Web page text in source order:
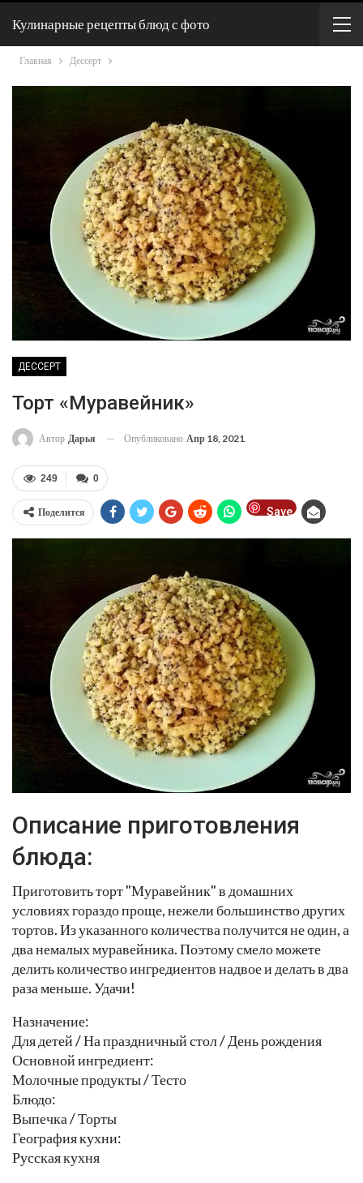
Кулинарные рецепты блюд с фото
Главная Дессерт
ДЕССЕРТ
Торт «Муравейник»
Автор Дарья Опубликовано Апр 18, 2021
0
249
Поделится Save
Описание приготовления
блюда:
Приготовить торт "Муравейник" в домашних
условиях гораздо проще, нежели большинство других
тортов. Из указанного количества получится не один, а
два немалых муравейника. Поэтому смело можете
делить количество ингредиентов надвое и делать в два
раза меньше. Удачи!
Назначение:
Для детей / На праздничный стол / День рождения
Основной ингредиент:
Молочные продукты / Тесто
Блюдо:
Выпечка / Торты
География кухни:
Русская кухня